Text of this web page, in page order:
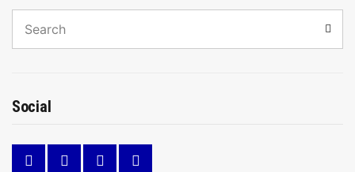
for:
Social